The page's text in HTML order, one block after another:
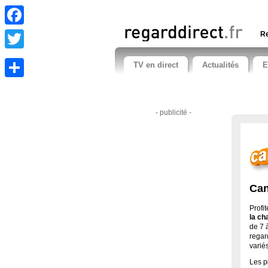
Facebook
Twitter
TV en direct Actualités
- publicité -
la
de 7
Les